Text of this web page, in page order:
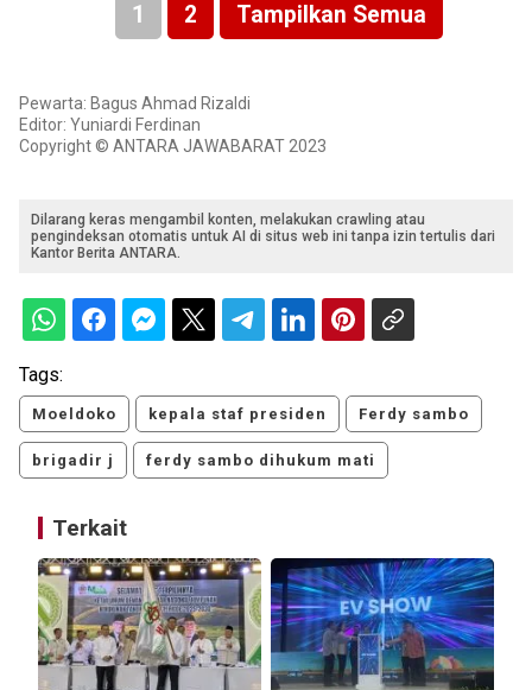
1 2 Tampilkan Semua
Pewarta: Bagus Ahmad Rizaldi
Editor: Yuniardi Ferdinan
Copyright © ANTARA JAWABARAT 2023
Dilarang keras mengambil konten, melakukan crawling atau
pengindeksan otomatis untuk AI di situs web ini tanpa izin tertulis dari
Kantor Berita ANTARA.
Tags:
Moeldoko kepala staf presiden Ferdy sambo
brigadir j ferdy sambo dihukum mati
Terkait